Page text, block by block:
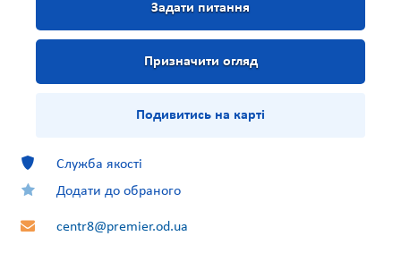
Задати питання
Призначити огляд
Подивитись на карті
Служба якості
Додати до обраного
centr8@premier.od.ua